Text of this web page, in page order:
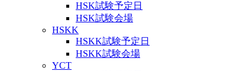
HSK試験予定日
HSK試験会場
HSKK
HSKK試験予定日
HSKK試験会場
YCT